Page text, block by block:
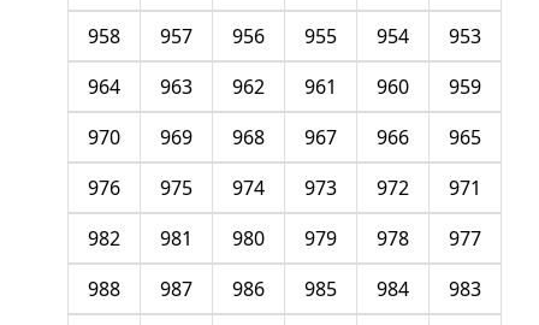
953
954
955
956
957
958
959
960
961
962
963
964
965
966
967
968
969
970
971
972
973
974
975
976
977
978
979
980
981
982
983
984
985
986
987
988